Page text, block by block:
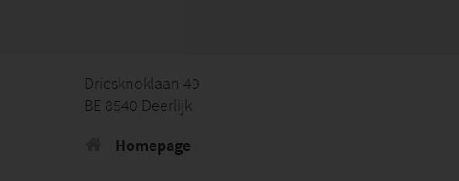
Driesknoklaan 49
BE 8540 Deerlijk
Homepage